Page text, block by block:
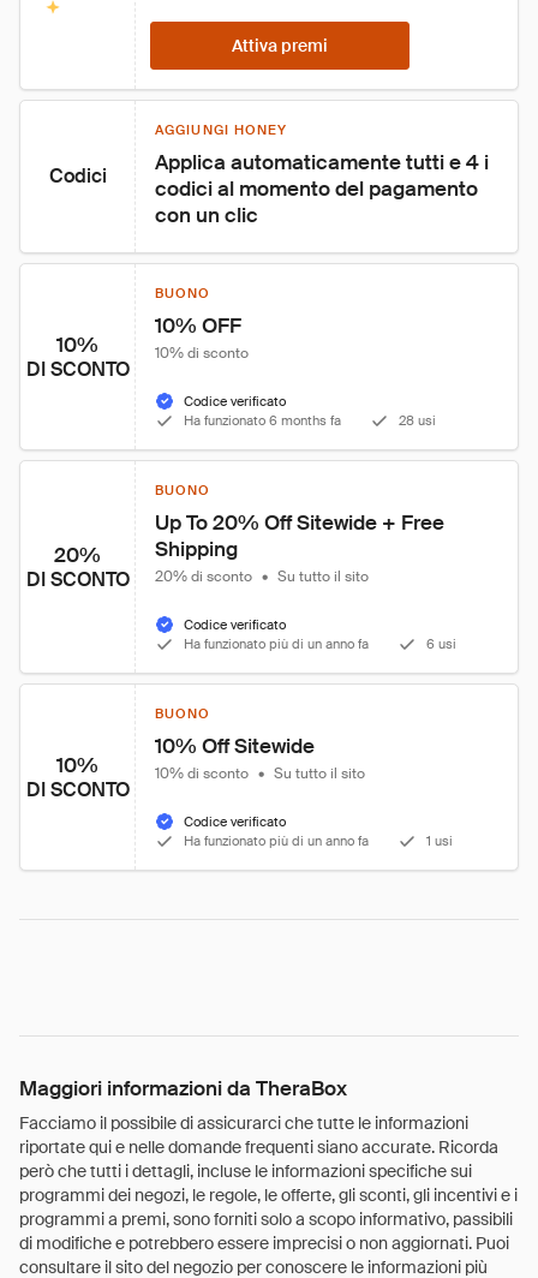
Attiva premi
Codici
AGGIUNGI HONEY
Applica automaticamente tutti e 4 i
codici al momento del pagamento
con un clic
10%
DI SCONTO
BUONO
10% OFF
10% di sconto
Codice verificato
Ha funzionato 6 months fa
28 usi
20%
DI SCONTO
BUONO
Up To 20% Off Sitewide + Free
Shipping
20% di sconto • Su tutto il sito
Codice verificato
Ha funzionato più di un anno fa
6 usi
10%
DI SCONTO
BUONO
10% Off Sitewide
10% di sconto • Su tutto il sito
Codice verificato
Ha funzionato più di un anno fa
1 usi
Maggiori informazioni da TheraBox
Facciamo il possibile di assicurarci che tutte le informazioni
riportate qui e nelle domande frequenti siano accurate. Ricorda
però che tutti i dettagli, incluse le informazioni specifiche sui
programmi dei negozi, le regole, le offerte, gli sconti, gli incentivi e i
programmi a premi, sono forniti solo a scopo informativo, passibili
di modifiche e potrebbero essere imprecisi o non aggiornati. Puoi
consultare il sito del negozio per conoscere le informazioni più